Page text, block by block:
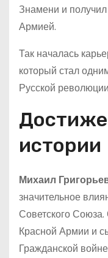
Знамени и
Армией.
Так началась
который стал
Русской
истории
Михаил
значительное
Советского
Красной Армии и
Гражданской